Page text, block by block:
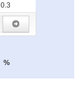
0.3
%